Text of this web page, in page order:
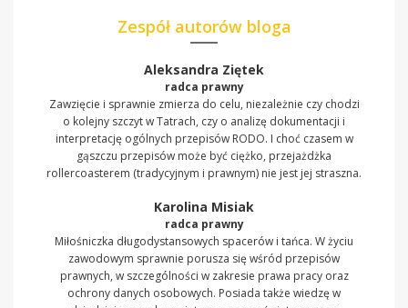
Zespół autorów bloga
Aleksandra Ziętek
radca prawny
Zawzięcie i sprawnie zmierza do celu, niezależnie czy chodzi
o kolejny szczyt w Tatrach, czy o analizę dokumentacji i
interpretację ogólnych przepisów RODO. I choć czasem w
gąszczu przepisów może być ciężko, przejażdżka
rollercoasterem (tradycyjnym i prawnym) nie jest jej straszna.
Karolina Misiak
radca prawny
Miłośniczka długodystansowych spacerów i tańca. W życiu
zawodowym sprawnie porusza się wśród przepisów
prawnych, w szczególności w zakresie prawa pracy oraz
ochrony danych osobowych. Posiada także wiedzę w